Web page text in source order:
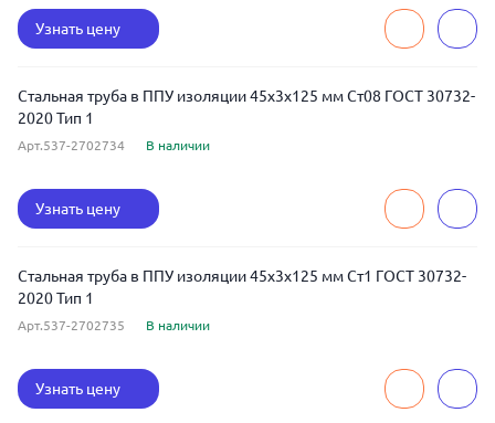
Узнать цену
Стальная труба в ППУ изоляции 45x3x125 мм Ст08 ГОСТ 30732-
2020 Тип 1
Арт.537-2702734 В наличии
Узнать цену
Стальная труба в ППУ изоляции 45x3x125 мм Ст1 ГОСТ 30732-
2020 Тип 1
Арт.537-2702735 В наличии
Узнать цену